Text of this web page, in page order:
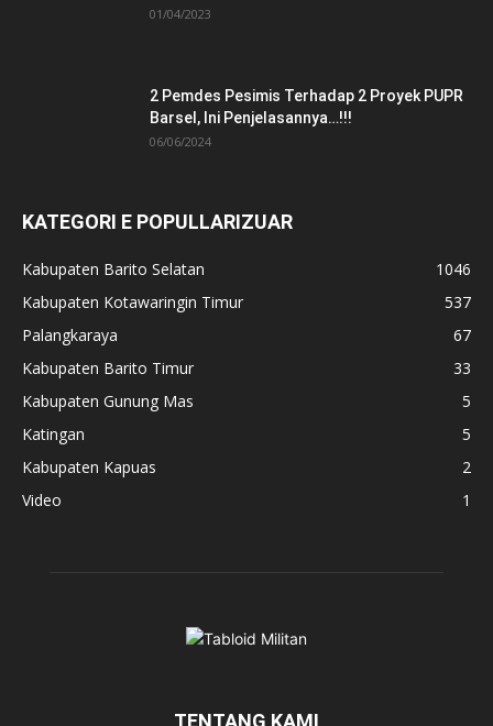
01/04/2023
2 Pemdes Pesimis Terhadap 2 Proyek PUPR
Barsel, Ini Penjelasannya…!!!
06/06/2024
KATEGORI E POPULLARIZUAR
Kabupaten Barito Selatan
1046
Kabupaten Kotawaringin Timur
537
Palangkaraya
67
Kabupaten Barito Timur
33
Kabupaten Gunung Mas
5
Katingan
5
Kabupaten Kapuas
2
Video
1
TENTANG KAMI